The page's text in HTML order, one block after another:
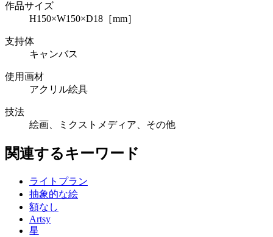
作品サイズ
H150×W150×D18［mm］
支持体
キャンバス
使用画材
アクリル絵具
技法
絵画、ミクストメディア、その他
関連するキーワード
ライトプラン
抽象的な絵
額なし
Artsy
星